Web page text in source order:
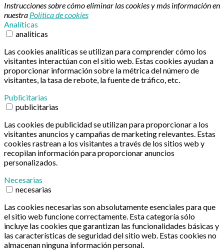
Instrucciones sobre cómo eliminar las cookies y más información en
nuestra Política de cookies
Analíticas
analiticas
Las cookies analíticas se utilizan para comprender cómo los
visitantes interactúan con el sitio web. Estas cookies ayudan a
proporcionar información sobre la métrica del número de
visitantes, la tasa de rebote, la fuente de tráfico, etc.
Publicitarias
publicitarias
Las cookies de publicidad se utilizan para proporcionar a los
visitantes anuncios y campañas de marketing relevantes. Estas
cookies rastrean a los visitantes a través de los sitios web y
recopilan información para proporcionar anuncios
personalizados.
Necesarias
necesarias
Las cookies necesarias son absolutamente esenciales para que
el sitio web funcione correctamente. Esta categoría sólo
incluye las cookies que garantizan las funcionalidades básicas y
las características de seguridad del sitio web. Estas cookies no
almacenan ninguna información personal.